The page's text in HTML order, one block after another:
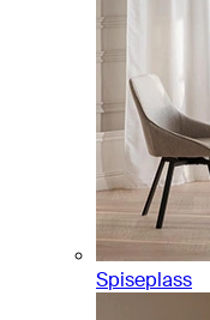
Spiseplass